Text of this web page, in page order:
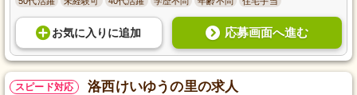
お気に入り に追加 応募画面へ進む
スピード対応 洛西けいゆうの里の求人